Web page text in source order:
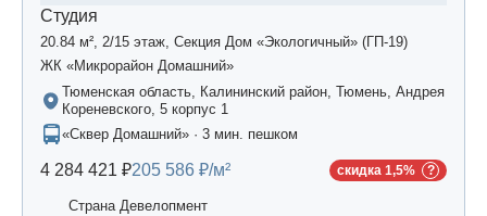
Студия
20.84 м², 2/15 этаж, Секция Дом «Экологичный» (ГП-19)
ЖК «Микрорайон Домашний»
Тюменская область, Калининский район, Тюмень, Андрея
Кореневского, 5 корпус 1
«Сквер Домашний» · 3 мин. пешком
4 284 421 ₽205 586 ₽/м² скидка 1,5%
Страна Девелопмент